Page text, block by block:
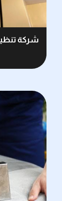
شركة تنظيف